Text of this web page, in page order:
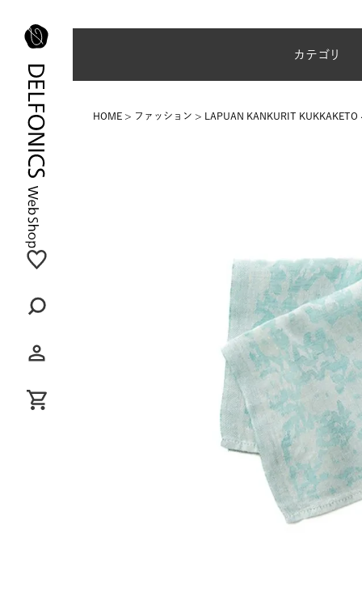
カテゴリ
HOME ファッション LAPUAN KANKURIT KUKKAKETO